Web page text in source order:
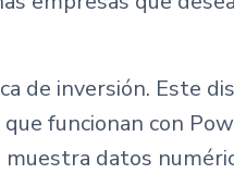
de inversión. Este
funcionan con
datos